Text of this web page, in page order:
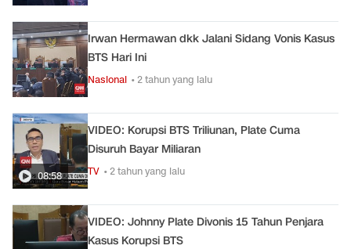
Irwan Hermawan dkk Jalani Sidang Vonis Kasus
BTS Hari Ini
Nasional • 2 tahun yang lalu
08:58
VIDEO: Korupsi BTS Triliunan, Plate Cuma
Disuruh Bayar Miliaran
TV • 2 tahun yang lalu
VIDEO: Johnny Plate Divonis 15 Tahun Penjara
Kasus Korupsi BTS